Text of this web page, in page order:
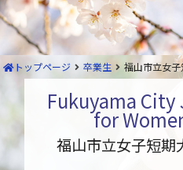
トップページ 卒業生 福山市立女
Fukuyama
for
福山市立女子短期